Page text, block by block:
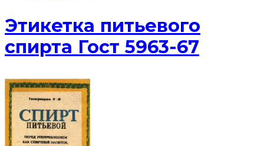
Этикетка питьевого
спирта Гост 5963-67